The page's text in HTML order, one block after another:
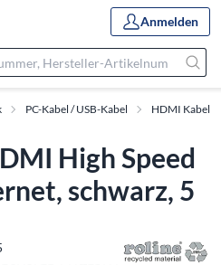
Anmelden
PC-Kabel / USB-Kabel HDMI Kabel
High Speed
schwarz, 5